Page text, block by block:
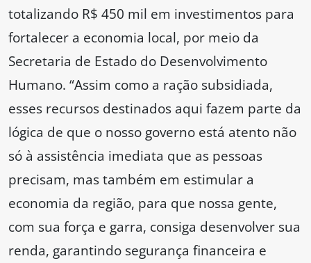
totalizando R$ 450 mil em investimentos para
fortalecer a economia local, por meio da
Secretaria de Estado do Desenvolvimento
Humano. “Assim como a ração subsidiada,
esses recursos destinados aqui fazem parte da
lógica de que o nosso governo está atento não
só à assistência imediata que as pessoas
precisam, mas também em estimular a
economia da região, para que nossa gente,
com sua força e garra, consiga desenvolver sua
renda, garantindo segurança financeira e